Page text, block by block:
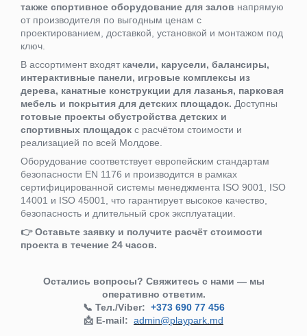
также спортивное оборудование для залов напрямую
от производителя по выгодным ценам с
проектированием, доставкой, установкой и монтажом под
ключ.
В ассортимент входят качели, карусели, балансиры,
интерактивные панели, игровые комплексы из
дерева, канатные конструкции для лазанья, парковая
мебель и покрытия для детских площадок. Доступны
готовые проекты обустройства детских и
спортивных площадок с расчётом стоимости и
реализацией по всей Молдове.
Оборудование соответствует европейским стандартам
безопасности EN 1176 и производится в рамках
сертифицированной системы менеджмента ISO 9001, ISO
14001 и ISO 45001, что гарантирует высокое качество,
безопасность и длительный срок эксплуатации.
👉 Оставьте заявку и получите расчёт стоимости
проекта в течение 24 часов.
Остались вопросы? Свяжитесь с нами — мы
оперативно ответим.
📞 Тел./Viber: +373 690 77 456
📩 E-mail: admin@playpark.md